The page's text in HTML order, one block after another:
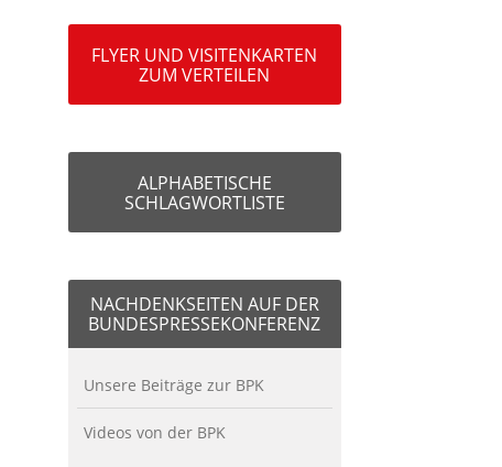
FLYER UND VISITENKARTEN
ZUM VERTEILEN
ALPHABETISCHE
SCHLAGWORTLISTE
NACHDENKSEITEN AUF DER
BUNDESPRESSEKONFERENZ
Unsere Beiträge zur BPK
Videos von der BPK